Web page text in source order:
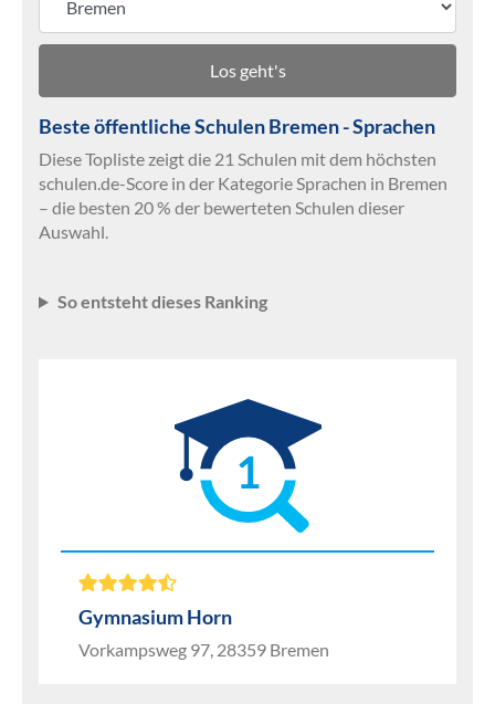
Los geht's
Beste öffentliche Schulen Bremen - Sprachen
Diese Topliste zeigt die 21 Schulen mit dem höchsten
schulen.de-Score in der Kategorie Sprachen in Bremen
– die besten 20 % der bewerteten Schulen dieser
Auswahl.
So entsteht dieses Ranking
1
Gymnasium Horn
Vorkampsweg 97, 28359 Bremen